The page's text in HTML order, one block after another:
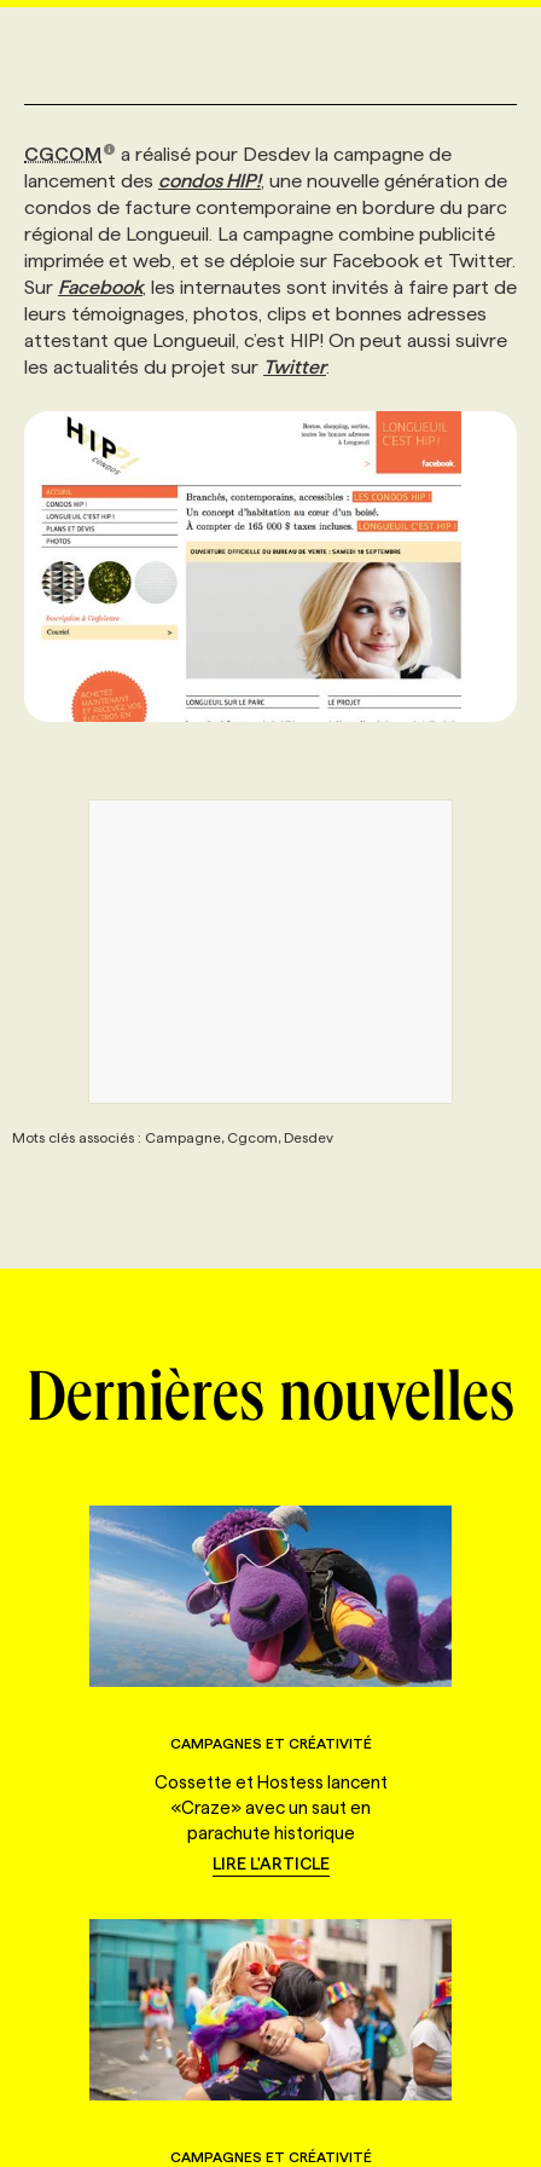
AFFAIRES DE L'INDUSTRIE
INITIATIVES NUMÉRIQUES
PRIX ET DISTINCTIONS
TENDANCES
WEB & MÉDIAS SOCIAUX
MARKETING DURABLE
GEO/SEO
ÉVÉNEMENTIEL
NOS AUTEUR‧RICES
INFOLETTRE PUBLICITÉ
ANNONCEZ AVEC NOUS
CONSULTER LA CVTHÈQUE
PROFIL ENTREPRISE
FAQ
ANNONCEZ AVEC NOUS
VOIR LES OFFRES
PROFIL CANDIDAT
FAQ
ANNONCEZ AVEC NOUS
NOS FORMATIONS EN LIGNE
NOS PARCOURS DE FORMATIONS
FORMATIONS PERSONNALISÉES
NOS FORMATEUR‧RICES
POURQUOI CHOISIR NOS FORMATIONS
NOS TARIFS
PROGRAMMES DE SUBVENTIONS
FAQ
CHASSE DE TÊTE
SERVICE DE CHASSE DE TÊTE
NOS TARIFS
NOS EXPERTISES
FAQ
ANNONCEZ AVEC NOUS
CGCOM
a réalisé pour Desdev la campagne de
lancement des condos HIP!, une nouvelle génération de
condos de facture contemporaine en bordure du parc
régional de Longueuil. La campagne combine publicité
imprimée et web, et se déploie sur Facebook et Twitter.
Sur Facebook, les internautes sont invités à faire part de
leurs témoignages, photos, clips et bonnes adresses
attestant que Longueuil, c’est HIP! On peut aussi suivre
les actualités du projet sur Twitter.
Mots clés associés : Campagne, Cgcom, Desdev
Dernières nouvelles
CAMPAGNES ET CRÉATIVITÉ
Cossette et Hostess lancent
«Craze» avec un saut en
parachute historique
LIRE L'ARTICLE
CAMPAGNES ET CRÉATIVITÉ